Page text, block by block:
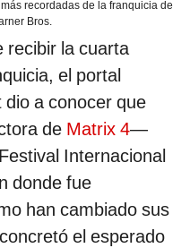
recordadas de la franquicia de
Bros.
recibir la cuarta
el portal
a conocer que
de Matrix 4—
Internacional
donde fue
han cambiado sus
el esperado